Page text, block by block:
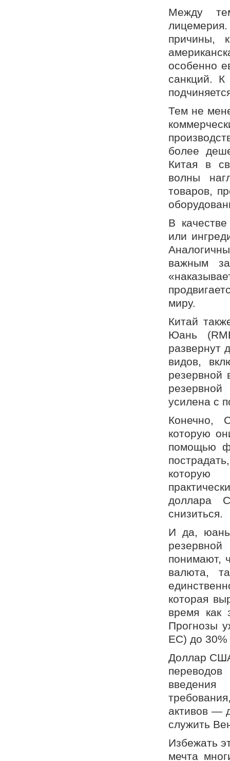
Между
причины,
особенно
санкций.
Тем не
более
Китая в
волны
товаров,
В
или
важным
миру.
Китай
Юань
развернут
видов,
резервной
усилена с
Конечно,
которую
помощью
которую
доллара
снизиться.
И да, юань
понимают,
валюта,
которая
время как
Прогнозы
ЕС) до
Доллар
активов —
служить
Избежать
мечта